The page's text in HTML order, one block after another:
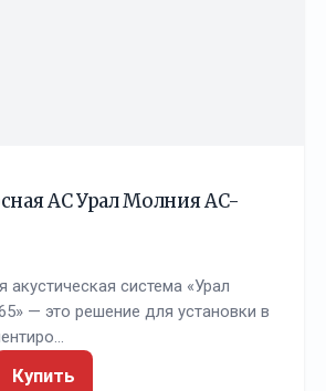
АС Урал Молния АС-
система «Урал
— это решение для установки в
Купить